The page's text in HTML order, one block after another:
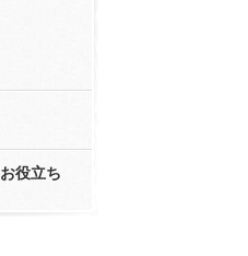
役立ち